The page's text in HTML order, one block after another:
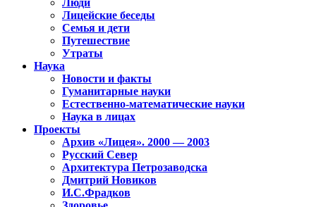
Люди
Лицейские беседы
Семья и дети
Путешествие
Утраты
Наука
Новости и факты
Гуманитарные науки
Естественно-математические науки
Наука в лицах
Проекты
Архив «Лицея». 2000 — 2003
Русский Север
Архитектура Петрозаводска
Дмитрий Новиков
И.С.Фрадков